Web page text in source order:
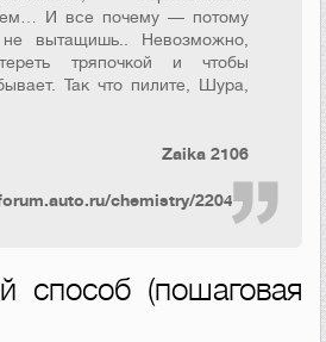
И все почему — потому
вытащишь.. Невозможно,
тряпочкой и чтобы
Так что пилите, Шура,
Zaika 2106
chemistry/22048/
способ (пошаговая